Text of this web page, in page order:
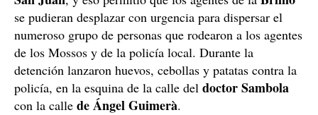
se pudieran desplazar con urgencia para dispersar el
numeroso grupo de personas que rodearon a los agentes
de los Mossos y de la policía local. Durante la
detención lanzaron huevos, cebollas y patatas contra la
policía, en la esquina de la calle del doctor Sambola
con la calle de ÁngelGuimerà.